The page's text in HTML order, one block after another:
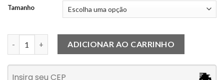
Tamanho
Cropped Alana Preto quantidadeADICIONAR AO CARRINHO